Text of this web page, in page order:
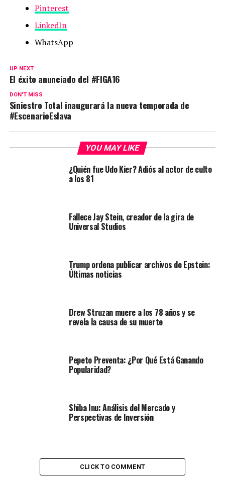
Pinterest
LinkedIn
WhatsApp
UP NEXT
El éxito anunciado del #FIGA16
DON'T MISS
Siniestro Total inaugurará la nueva temporada de
#EscenarioEslava
YOU MAY LIKE
¿Quién fue Udo Kier? Adiós al actor de culto
a los 81
Fallece Jay Stein, creador de la gira de
Universal Studios
Trump ordena publicar archivos de Epstein:
Últimas noticias
Drew Struzan muere a los 78 años y se
revela la causa de su muerte
Pepeto Preventa: ¿Por Qué Está Ganando
Popularidad?
Shiba Inu: Análisis del Mercado y
Perspectivas de Inversión
CLICK TO COMMENT